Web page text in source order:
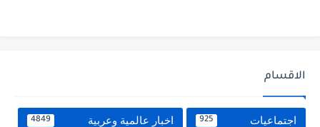
الاقسام
اجتماعيات 925 اخبار عالمية وعربية 4849